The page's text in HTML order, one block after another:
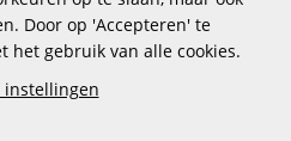
betalen
Door op 'Accepteren' te
het gebruik van alle cookies.
instellingen